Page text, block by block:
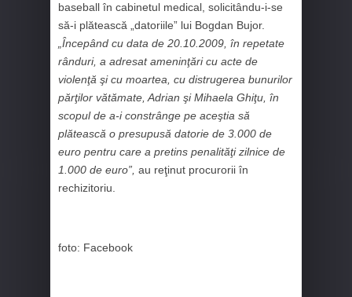
baseball în cabinetul medical, solicitându-i-se
să-i plătească „datoriile” lui Bogdan Bujor.
„Începând cu data de 20.10.2009, în repetate
rânduri, a adresat ameninţări cu acte de
violenţă şi cu moartea, cu distrugerea bunurilor
părţilor vătămate, Adrian şi Mihaela Ghiţu, în
scopul de a-i constrânge pe aceştia să
plătească o presupusă datorie de 3.000 de
euro pentru care a pretins penalităţi zilnice de
1.000 de euro”, au reţinut procurorii în
rechizitoriu.
foto: Facebook